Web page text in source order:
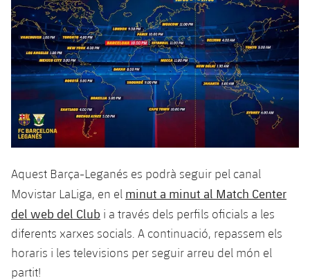
Estadi Johan Cruyff
Barça Cafe
Ciutat Esportiva
La Masia
plusicon
més
Serveis
Serveis Mèdics
Accessibilitat
plusicon
més
Acreditacions
Instal·lacions
SUB10 B
SUB9 A
SUB9 B
SUB8 A
Fotos
Història
Palmarès
Infantil B
Mini
Resultats
Classificació
Jugadors
Fotos
Història
Palmarès
Calendari
Resultats
Classificació
Jugadors
Fotos
Actualitat
Juvenil
Cadet A
Cadet B
Infantil A
Infantil B
PLUSICON
MÉS
Primer equip
plusicon
més
Actualitat
Calendari
Entrades
Resultats
Classificació
Jugadors
Barça Atlètic
plusicon
més
Actualitat
Resultats
Classificació
Base
plusicon
més
Juvenil
Cadet
PLUSICON
MÉS
Primer equip
plusicon
més
Aquest Barça-Leganés es podrà seguir pel canal
Movistar LaLiga, en el minut a minut al Match Center
del web del Club i a través dels perfils oficials a les
diferents xarxes socials. A continuació, repassem els
horaris i les televisions per seguir arreu del món el
partit!